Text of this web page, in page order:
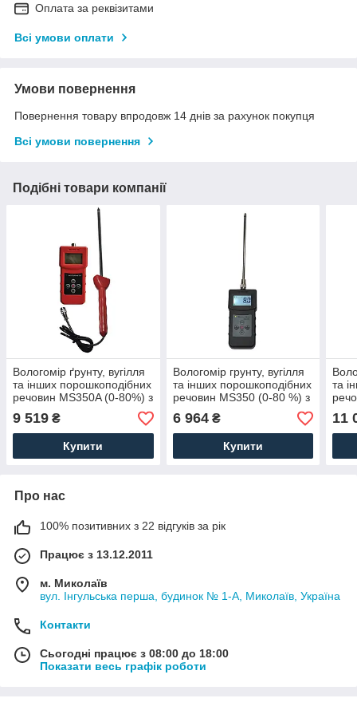
Оплата за реквізитами
Всі умови оплати
Умови повернення
Повернення товару впродовж 14 днів за рахунок покупця
Всі умови повернення
Подібні товари компанії
Вологомір ґрунту, вугілля
та інших порошкоподібних
речовин MS350A (0-80%) з
20 режимами
калібрування
9 519 ₴
Купити
Вологомір грунту, вугілля
та інших порошкоподібних
речовин MS350 (0-80 %) з
20 режимами
калібрування
6 964₴
Купити
та
11
Про нас
100% позитивних з 22 відгуків за рік
Працює з 13.12.2011
м. Миколаїв
вул. Інгульська перша, будинок № 1-А, Миколаїв, Україна
Контакти
Сьогодні працює з 08:00 до 18:00
Показати весь графік роботи